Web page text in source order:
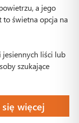
a jego
to świetna opcja na
jesiennych liści lub
szukające
więcej